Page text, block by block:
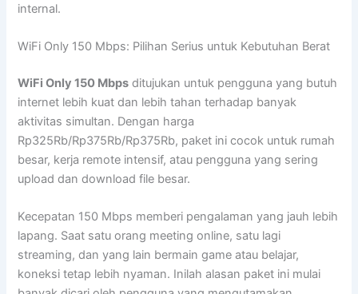
internal.
WiFi Only 150 Mbps: Pilihan Serius untuk Kebutuhan Berat
WiFi Only 150 Mbps ditujukan untuk pengguna yang butuh
internet lebih kuat dan lebih tahan terhadap banyak
aktivitas simultan. Dengan harga
Rp325Rb/Rp375Rb/Rp375Rb, paket ini cocok untuk rumah
besar, kerja remote intensif, atau pengguna yang sering
upload dan download file besar.
Kecepatan 150 Mbps memberi pengalaman yang jauh lebih
lapang. Saat satu orang meeting online, satu lagi
streaming, dan yang lain bermain game atau belajar,
koneksi tetap lebih nyaman. Inilah alasan paket ini mulai